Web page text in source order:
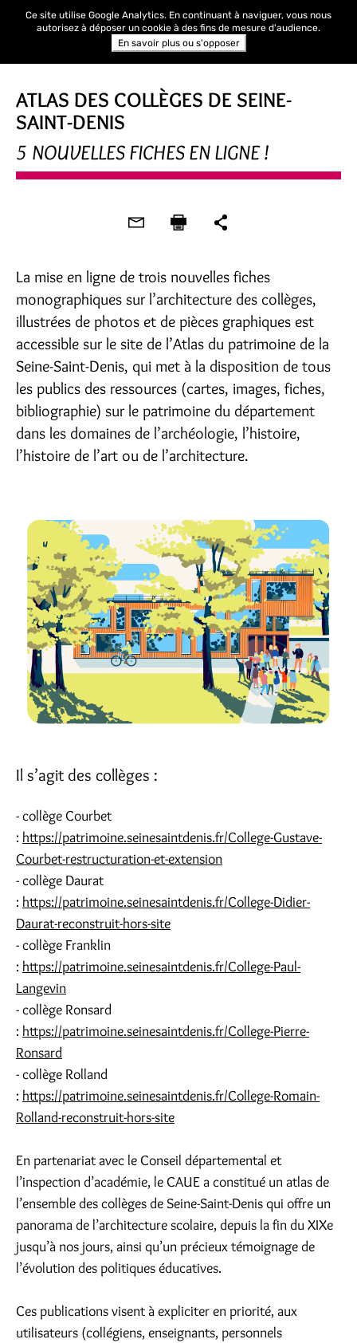
ATLAS DES COLLÈGES DE SEINE-
SAINT-DENIS
5 NOUVELLES FICHES EN LIGNE !
La mise en ligne de trois nouvelles fiches
monographiques sur l’architecture des collèges,
illustrées de photos et de pièces graphiques est
accessible sur le site de l’Atlas du patrimoine de la
Seine-Saint-Denis, qui met à la disposition de tous
les publics des ressources (cartes, images, fiches,
bibliographie) sur le patrimoine du département
dans les domaines de l’archéologie, l’histoire,
l’histoire de l’art ou de l’architecture.
Il s’agit des collèges :
- collège Courbet
: https://patrimoine.seinesaintdenis.fr/College-Gustave-
Courbet-restructuration-et-extension
- collège Daurat
: https://patrimoine.seinesaintdenis.fr/College-Didier-
Daurat-reconstruit-hors-site
- collège Franklin
: https://patrimoine.seinesaintdenis.fr/College-Paul-
Langevin
- collège Ronsard
: https://patrimoine.seinesaintdenis.fr/College-Pierre-
Ronsard
- collège Rolland
: https://patrimoine.seinesaintdenis.fr/College-Romain-
Rolland-reconstruit-hors-site
En partenariat avec le Conseil départemental et
l’inspection d’académie, le CAUE a constitué un atlas de
l’ensemble des collèges de Seine-Saint-Denis qui offre un
panorama de l’architecture scolaire, depuis la fin du XIXe
jusqu’à nos jours, ainsi qu’un précieux témoignage de
l’évolution des politiques éducatives.
Ces publications visent à expliciter en priorité, aux
utilisateurs (collégiens, enseignants, personnels
Ce site utilise Google Analytics. En continuant à naviguer, vous nous
autorisez à déposer un cookie à des fins de mesure d'audience.
En savoir plus ou s'opposer